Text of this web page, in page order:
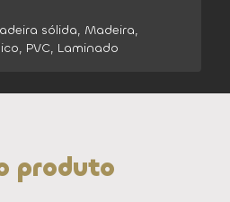
sólida, Madeira,
PVC, Laminado
produto